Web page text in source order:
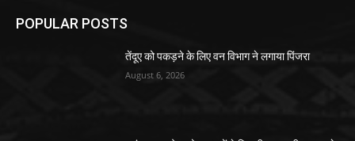
POPULAR POSTS
तेंदूए को पकड़ने के लिए वन विभाग ने लगाया पिंजरा
August 6, 2026